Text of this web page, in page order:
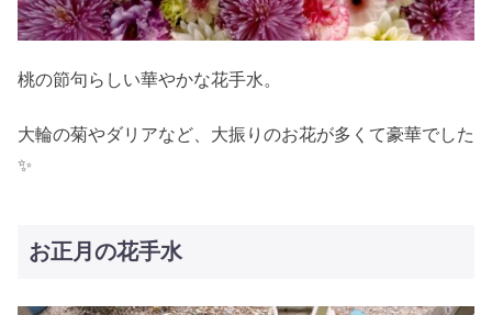
桃の節句らしい華やかな花手水。
大輪の菊やダリアなど、大振りのお花が多くて豪華でした
✨
お正月の花手水